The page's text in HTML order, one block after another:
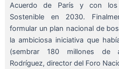
Acuerdo de París y con los
Sostenible en 2030.
formular un plan nacional de
la ambiciosa iniciativa que
(sembrar 180 millones de
Rodríguez, director del Foro